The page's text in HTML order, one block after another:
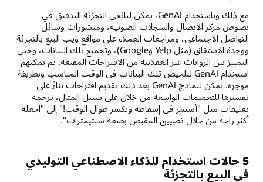
مع ذلك وباستخدام GenAI، يمكن لبائعي التجزئة التدقيق في
نصوص مركز الاتصال والسجلات الصوتية، ومنشورات وسائل
التواصل الاجتماعي، ومراجعات العملاء على مواقع ويب البيع بالتجزئة
ووحدة الاشتقاق (مثل Yelp وGoogle)، وتجميع تلك البيانات، وحتى
التمييز بين الروايات غير العقلانية من الاقتراحات المقنعة. ثم يمكنهم
استخدام GenAI لتلخيص تلك البيانات في الوقت المناسب وبطريقة
موجزة. يمكن لنماذج GenAI بعد ذلك تقديم اقتراحات بناءً على
تفسيرها للتعميمات الواسعة من خلال على سبيل المثال، ترجمة
تعليقات مثل "أستمر في إسقاطه ويكسر طوال الوقت!" إلى "اجعله
أكثر راحة من خلال تضييق المقبض بضعة سنتيمترات".
5 حالات استخدام للذكاء الاصطناعي التوليدي
في البيع بالتجزئة